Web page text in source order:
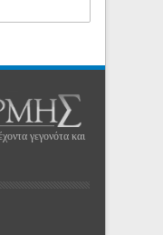
γεγονότα και